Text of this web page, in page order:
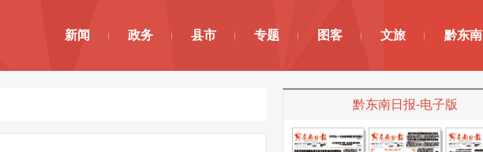
新闻 政务 县市 专题 图客 文旅 黔东
黔东南日报-电子版